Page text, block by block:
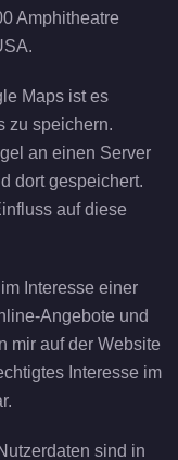
Amphitheatre
Maps ist es
zu speichern.
an einen Server
dort gespeichert.
auf diese
Interesse einer
Angebote und
mir auf der Website
Interesse im
sind in